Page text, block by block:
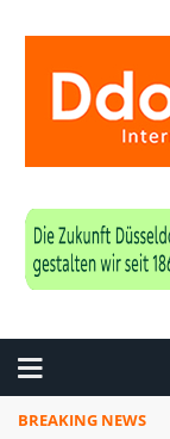
BREAKING NEWS